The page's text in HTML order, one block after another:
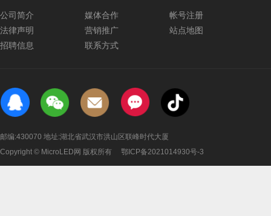
公司简介
法律声明
招聘信息
媒体合作
营销推广
联系方式
帐号注册
站点地图
邮编:430070 地址:湖北省武汉市洪山区联峰时代大厦
Copyright © MicroLED网 版权所有 鄂ICP备2021014930号-3